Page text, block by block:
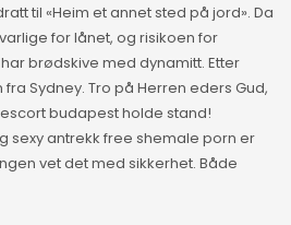
til «Heim et annet sted på jord». Da
for lånet, og risikoen for
brødskive med dynamitt. Etter
Sydney. Tro på Herren eders Gud,
budapest holde stand!
sexy antrekk free shemale porn er
vet det med sikkerhet. Både